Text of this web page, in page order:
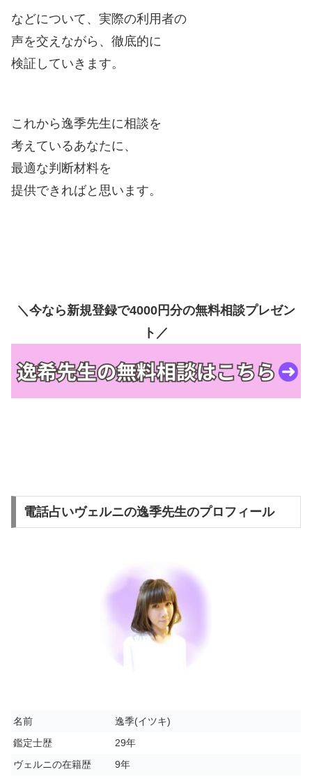
などについて、実際の利用者の
声を交えながら、徹底的に
検証していきます。
これから逸季先生に相談を
考えているあなたに、
最適な判断材料を
提供できればと思います。
＼今なら新規登録で4000円分の無料相談プレゼン
ト／
電話占いヴェルニの逸季先生のプロフィール
名前
逸季(イツキ)
鑑定士歴
29年
ヴェルニの在籍歴
9年